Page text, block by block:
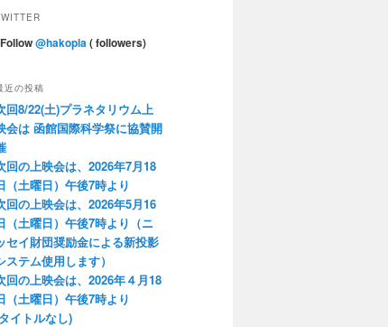
Follow@hakopla( followers)
近の投稿
回8/22(土)プラネタリウム上
会は 函館国際科学祭に協賛開
回の上映会は、2026年7月18
（土曜日）午後7時より
回の上映会は、2026年5月16
（土曜日）午後7時より（ニ
セイ財団奨励金による新投影
ステム使用します）
回の上映会は、2026年４月18
（土曜日）午後7時より
イトルなし)